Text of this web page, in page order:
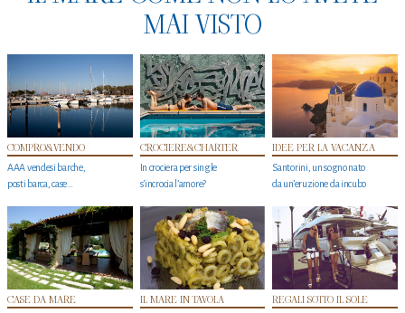
MAI VISTO
COMPRO&VENDO
AAA vendesi barche,
posti barca, case…
CROCIERE&CHARTER
In crociera per single
s'incrocia l’amore?
IDEE PER LA VACANZA
Santorini, un sogno nato
da un’eruzione da incubo
CASE DA MARE IL MARE IN TAVOLA REGALI SOTTO IL SOLE